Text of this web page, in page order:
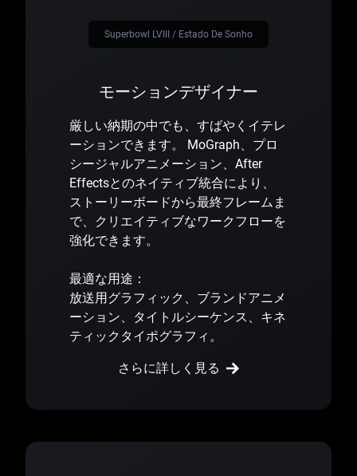
モーションデザイナー
厳しい納期の中でも、すばやくイテレ
ーションできます。 MoGraph、プロ
シージャルアニメーション、After
Effectsとのネイティブ統合により、
ストーリーボードから最終フレームま
で、クリエイティブなワークフローを
強化できます。
最適な用途：
放送用グラフィック、ブランドアニメ
ーション、タイトルシーケンス、キネ
ティックタイポグラフィ。
さらに詳しく見る
Superbowl LVIII / Estado De Sonho